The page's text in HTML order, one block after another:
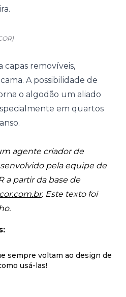
capas removíveis,
A possibilidade de
o algodão um aliado
em quartos
agente criador de
pela equipe de
a partir da base de
. Este texto foi
sempre voltam ao design de
usá-las!